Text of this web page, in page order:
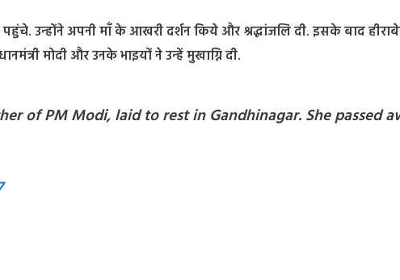
उन्होंने अपनी माँ के आखरी दर्शन किये और श्रद्धांजलि दी. इसके बाद
मोदी और उनके भाइयों ने उन्हें मुखाग्नि दी.
of PM Modi, laid to rest in Gandhinagar. She passed